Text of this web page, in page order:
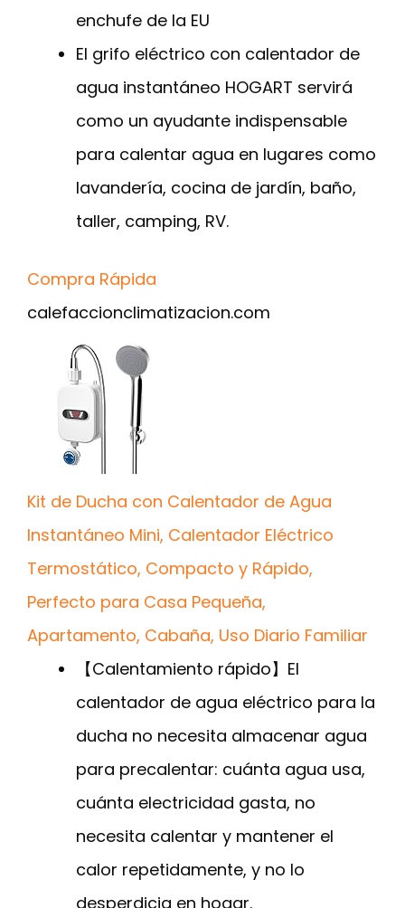
enchufe de la EU
El grifo eléctrico con calentador de
agua instantáneo HOGART servirá
como un ayudante indispensable
para calentar agua en lugares como
lavandería, cocina de jardín, baño,
taller, camping, RV.
Compra Rápida
calefaccionclimatizacion.com
Kit de Ducha con Calentador de Agua
Instantáneo Mini, Calentador Eléctrico
Termostático, Compacto y Rápido,
Perfecto para Casa Pequeña,
Apartamento, Cabaña, Uso Diario Familiar
【Calentamiento rápido】El
calentador de agua eléctrico para la
ducha no necesita almacenar agua
para precalentar: cuánta agua usa,
cuánta electricidad gasta, no
necesita calentar y mantener el
calor repetidamente, y no lo
desperdicia en hogar.